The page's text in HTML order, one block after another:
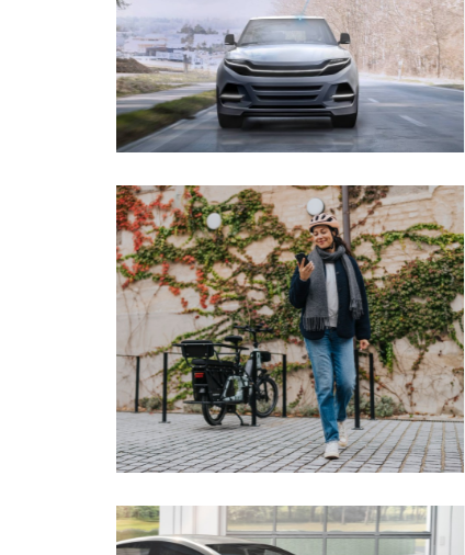
Cloud Vymazat veškeré filtry